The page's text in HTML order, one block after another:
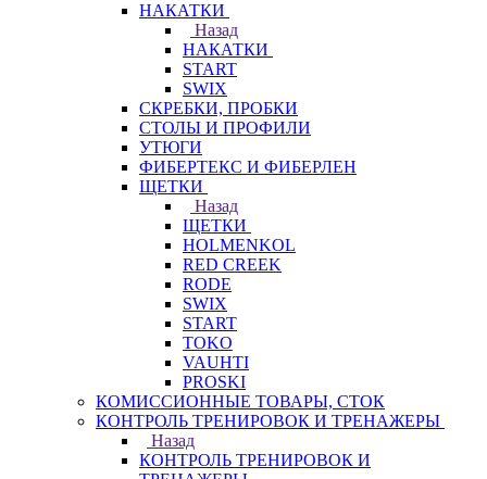
НАКАТКИ
Назад
НАКАТКИ
START
SWIX
СКРЕБКИ, ПРОБКИ
СТОЛЫ И ПРОФИЛИ
УТЮГИ
ФИБЕРТЕКС И ФИБЕРЛЕН
ЩЕТКИ
Назад
ЩЕТКИ
HOLMENKOL
RED CREEK
RODE
SWIX
START
TOKO
VAUHTI
PROSKI
КОМИССИОННЫЕ ТОВАРЫ, СТОК
КОНТРОЛЬ ТРЕНИРОВОК И ТРЕНАЖЕРЫ
Назад
КОНТРОЛЬ ТРЕНИРОВОК И